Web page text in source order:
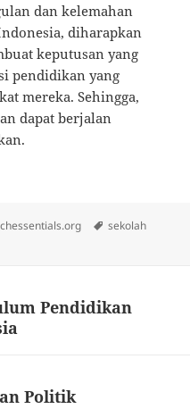
dan kelemahan
diharapkan
keputusan yang
pendidikan yang
mereka. Sehingga,
dapat berjalan
Tags
sekolah
Pendidikan
Politik